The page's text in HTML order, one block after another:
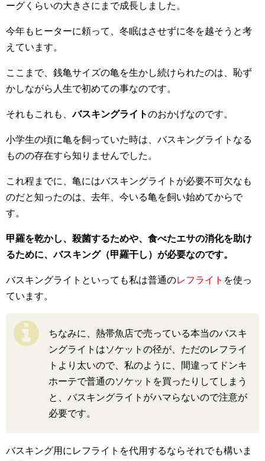
ーグくらいの大きさにまで成長しました。
今年もヒーターに頼って、冬眠はさせずに冬を越そうと考
えています。
ここまで、銭亀サイズの亀を生かし続けられたのは、恥ず
かしながら人生で初めての事なのです。
それもこれも、バスキングライトのおかげなのです。
小学生の頃に亀を飼っていた時は、バスキングライトなる
ものの存在すら知りませんでした。
これ程までに、亀にはバスキングライトが必要不可欠なも
のだと知ったのは、去年、今いる亀を飼い始めてからで
す。
甲羅を乾かし、殺菌するためや、食べたエサの消化を助け
るために、バスキング（甲羅干し）が必要なのです。
バスキングライトといっても私は普通のレフライト を使っ
ています。
ちなみに、熱帯魚店で売っている本当のバスキ
ングライトはソケットの径が、ただのレフライ
トより太いので、私のように、間違ってドンキ
ホーテで普通のソケットを買ったりしてしまう
と、バスキングライトがハマらないので注意が
必要です。
バスキング用にレフライトを代用するならそれでも構いま